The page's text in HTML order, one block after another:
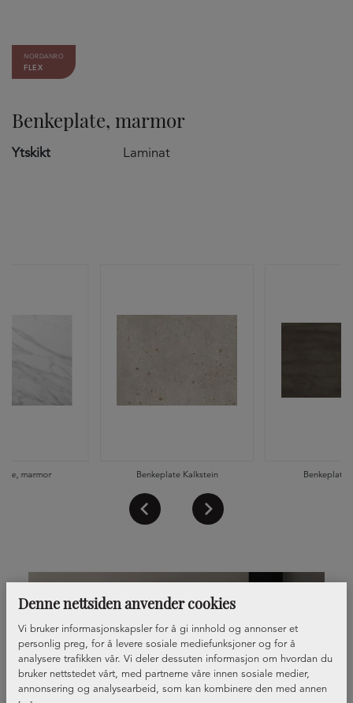
Denne nettsiden anvender cookies
Vi bruker informasjonskapsler for å gi innhold og annonser et
personlig preg, for å levere sosiale mediefunksjoner og for å
analysere trafikken vår. Vi deler dessuten informasjon om hvordan du
bruker nettstedet vårt, med partnerne våre innen sosiale medier,
annonsering og analysearbeid, som kan kombinere den med annen
Benkeplate, marmor
NORDANRO
FLEX
Ytskikt Laminat
marmor Benkeplate Kalkstein Benkeplate